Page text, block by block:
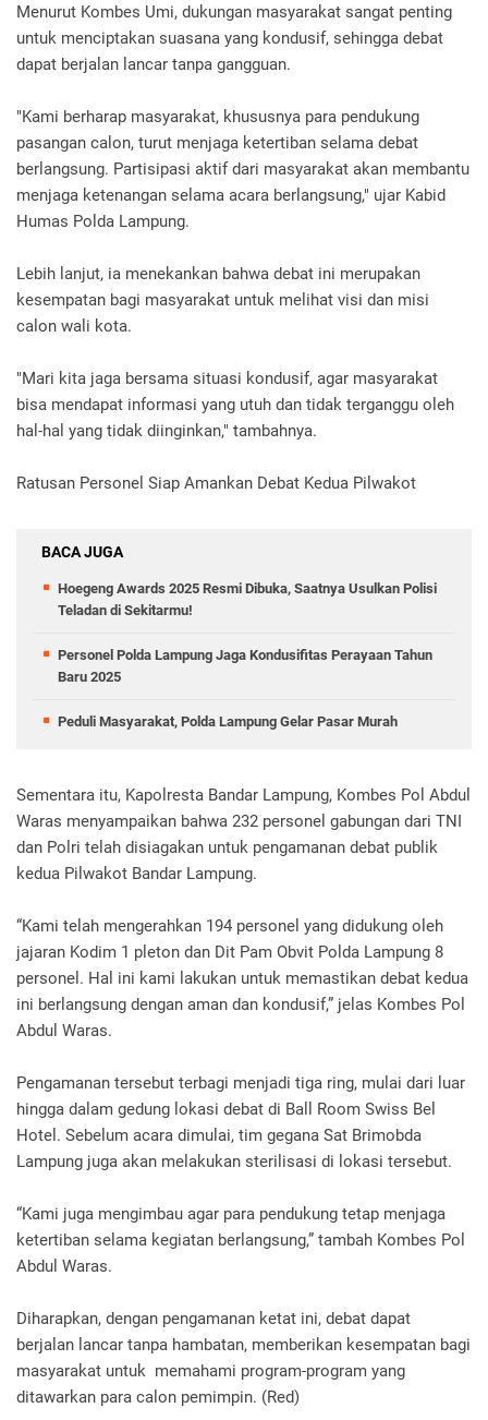
Menurut Kombes Umi, dukungan masyarakat sangat penting
untuk menciptakan suasana yang kondusif, sehingga debat
dapat berjalan lancar tanpa gangguan.
"Kami berharap masyarakat, khususnya para pendukung
pasangan calon, turut menjaga ketertiban selama debat
berlangsung. Partisipasi aktif dari masyarakat akan membantu
menjaga ketenangan selama acara berlangsung," ujar Kabid
Humas Polda Lampung.
Lebih lanjut, ia menekankan bahwa debat ini merupakan
kesempatan bagi masyarakat untuk melihat visi dan misi
calon wali kota.
"Mari kita jaga bersama situasi kondusif, agar masyarakat
bisa mendapat informasi yang utuh dan tidak terganggu oleh
hal-hal yang tidak diinginkan," tambahnya.
Ratusan Personel Siap Amankan Debat Kedua Pilwakot
BACA JUGA
Hoegeng Awards 2025 Resmi Dibuka, Saatnya Usulkan Polisi
Teladan di Sekitarmu!
Personel Polda Lampung Jaga Kondusifitas Perayaan Tahun
Baru 2025
Peduli Masyarakat, Polda Lampung Gelar Pasar Murah
Sementara itu, Kapolresta Bandar Lampung, Kombes Pol Abdul
Waras menyampaikan bahwa 232 personel gabungan dari TNI
dan Polri telah disiagakan untuk pengamanan debat publik
kedua Pilwakot Bandar Lampung.
“Kami telah mengerahkan 194 personel yang didukung oleh
jajaran Kodim 1 pleton dan Dit Pam Obvit Polda Lampung 8
personel. Hal ini kami lakukan untuk memastikan debat kedua
ini berlangsung dengan aman dan kondusif,” jelas Kombes Pol
Abdul Waras.
Pengamanan tersebut terbagi menjadi tiga ring, mulai dari luar
hingga dalam gedung lokasi debat di Ball Room Swiss Bel
Hotel. Sebelum acara dimulai, tim gegana Sat Brimobda
Lampung juga akan melakukan sterilisasi di lokasi tersebut.
“Kami juga mengimbau agar para pendukung tetap menjaga
ketertiban selama kegiatan berlangsung,” tambah Kombes Pol
Abdul Waras.
Diharapkan, dengan pengamanan ketat ini, debat dapat
berjalan lancar tanpa hambatan, memberikan kesempatan bagi
masyarakat untuk memahami program-program yang
ditawarkan para calon pemimpin. (Red)